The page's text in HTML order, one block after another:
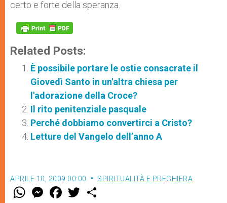
certo e forte della speranza.
Related Posts:
È possibile portare le ostie consacrate il
Giovedì Santo in un'altra chiesa per
l'adorazione della Croce?
Il rito penitenziale pasquale
Perché dobbiamo convertirci a Cristo?
Letture del Vangelo dell’anno A
APRILE 10, 2009 00:00 SPIRITUALITÀ E PREGHIERA
W M
e
F
a w